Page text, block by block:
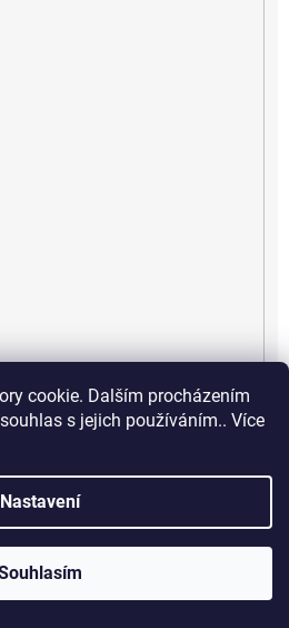
cookie. Dalším procházením
s jejich používáním.. Více
Nastavení